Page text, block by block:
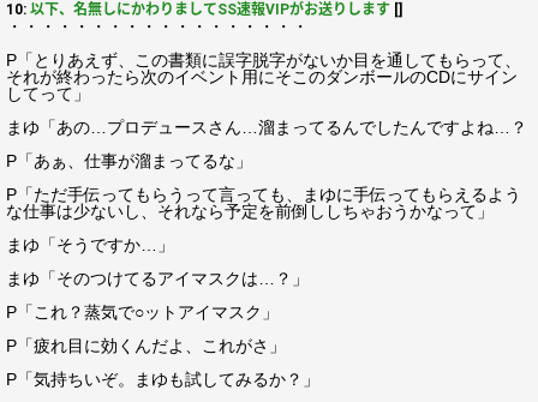
10: 以下、名無しにかわりましてSS速報VIPがお送りします []
・・・・・・・・・・・・・・・・・・
P「とりあえず、この書類に誤字脱字がないか目を通してもらって、
それが終わったら次のイベント用にそこのダンボールのCDにサイン
してって」
まゆ「あの…プロデュースさん…溜まってるんでしたんですよね…？
P「あぁ、仕事が溜まってるな」
P「ただ手伝ってもらうって言っても、まゆに手伝ってもらえるよう
な仕事は少ないし、それなら予定を前倒ししちゃおうかなって」
まゆ「そうですか…」
まゆ「そのつけてるアイマスクは…？」
P「これ？蒸気で○ットアイマスク」
P「疲れ目に効くんだよ、これがさ」
P「気持ちいぞ。まゆも試してみるか？」